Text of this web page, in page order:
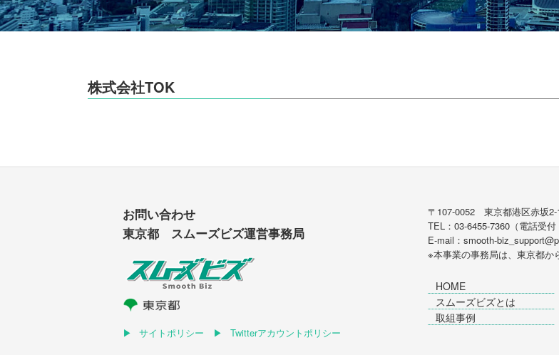
株式会社TOK
お問い合わせ
東京都 スムーズビズ運営事務局
サイトポリシー Twitterアカウントポリシー
〒107-0052 東京都港区赤坂
TEL：03-6455-7360（電話受付
E-mail：smooth-
※本事業の事務局は、東京都か
HOME
スムーズビズとは
取組事例